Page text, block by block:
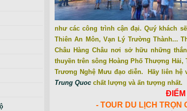
như các công trình cận đại. Quý khách
Thiên An Môn, Vạn Lý Trường Thành...
Châu Hàng Châu nơi sở hữu những
thuyền trên sông Hoàng Phố Thượng
Trương Nghệ Mưu đạo diễn.Hãy liên hệ
Trung Quoc chất lượng và ấn tượng nhất.
ĐIỂM
- TOUR DU LỊCH TRỌN